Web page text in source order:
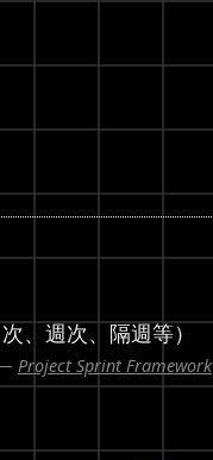
、週次、隔週等）
Project Sprint Framework